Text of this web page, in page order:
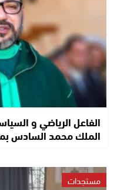
الفاعل الرياضي و
الملك محمد السادس
مستجدات